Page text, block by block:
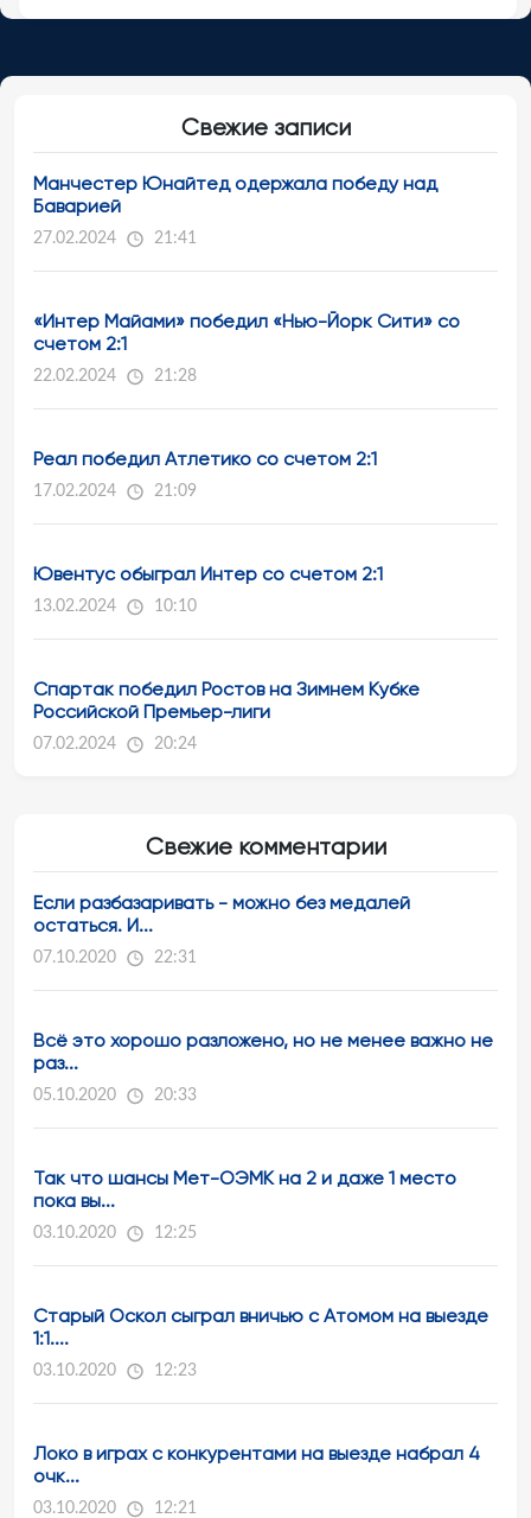
Свежие записи
Манчестер Юнайтед одержала победу над
Баварией
27.02.2024 21:41
«Интер Майами» победил «Нью-Йорк Сити» со
счетом 2:1
22.02.2024 21:28
Реал победил Атлетико со счетом 2:1
17.02.2024 21:09
Ювентус обыграл Интер со счетом 2:1
13.02.2024 10:10
Спартак победил Ростов на Зимнем Кубке
Российской Премьер-лиги
07.02.2024 20:24
Свежие комментарии
Если разбазаривать - можно без медалей
остаться. И...
07.10.2020 22:31
Всё это хорошо разложено, но не менее важно не
раз...
05.10.2020 20:33
Так что шансы Мет-ОЭМК на 2 и даже 1 место
пока вы...
03.10.2020 12:25
Старый Оскол сыграл вничью с Атомом на выезде
1:1....
03.10.2020 12:23
Локо в играх с конкурентами на выезде набрал 4
очк...
03.10.2020 12:21